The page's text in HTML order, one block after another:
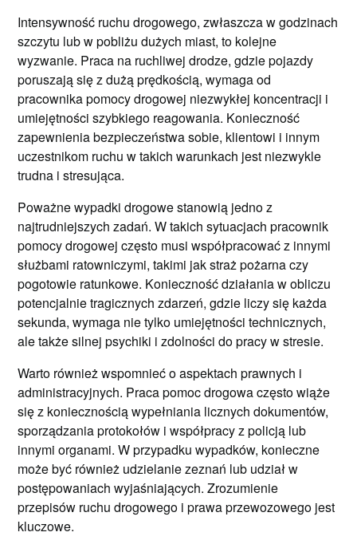
Intensywność ruchu drogowego, zwłaszcza w godzinach
szczytu lub w pobliżu dużych miast, to kolejne
wyzwanie. Praca na ruchliwej drodze, gdzie pojazdy
poruszają się z dużą prędkością, wymaga od
pracownika pomocy drogowej niezwykłej koncentracji i
umiejętności szybkiego reagowania. Konieczność
zapewnienia bezpieczeństwa sobie, klientowi i innym
uczestnikom ruchu w takich warunkach jest niezwykle
trudna i stresująca.
Poważne wypadki drogowe stanowią jedno z
najtrudniejszych zadań. W takich sytuacjach pracownik
pomocy drogowej często musi współpracować z innymi
służbami ratowniczymi, takimi jak straż pożarna czy
pogotowie ratunkowe. Konieczność działania w obliczu
potencjalnie tragicznych zdarzeń, gdzie liczy się każda
sekunda, wymaga nie tylko umiejętności technicznych,
ale także silnej psychiki i zdolności do pracy w stresie.
Warto również wspomnieć o aspektach prawnych i
administracyjnych. Praca pomoc drogowa często wiąże
się z koniecznością wypełniania licznych dokumentów,
sporządzania protokołów i współpracy z policją lub
innymi organami. W przypadku wypadków, konieczne
może być również udzielanie zeznań lub udział w
postępowaniach wyjaśniających. Zrozumienie
przepisów ruchu drogowego i prawa przewozowego jest
kluczowe.